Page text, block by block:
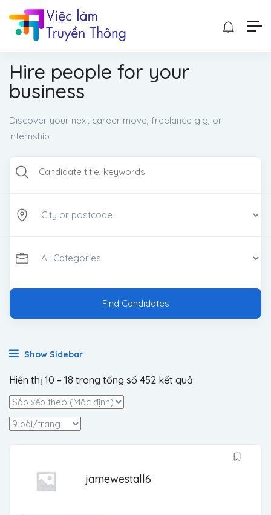
Hire people for your
business
Discover your next career move, freelance gig, or
internship
Find Candidates
Show Sidebar
Hiển thị 10 – 18 trong tổng số 452 kết quả
jamewestall6